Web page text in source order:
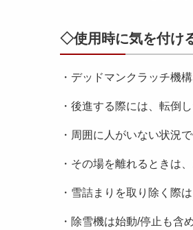
◇使用時に気を付け
・デッドマンクラッチ機
・後進する際には、転倒
・周囲に人がいない状況で
・その場を離れるときは
・雪詰まりを取り除く際
・除雪機は始動/停止も含